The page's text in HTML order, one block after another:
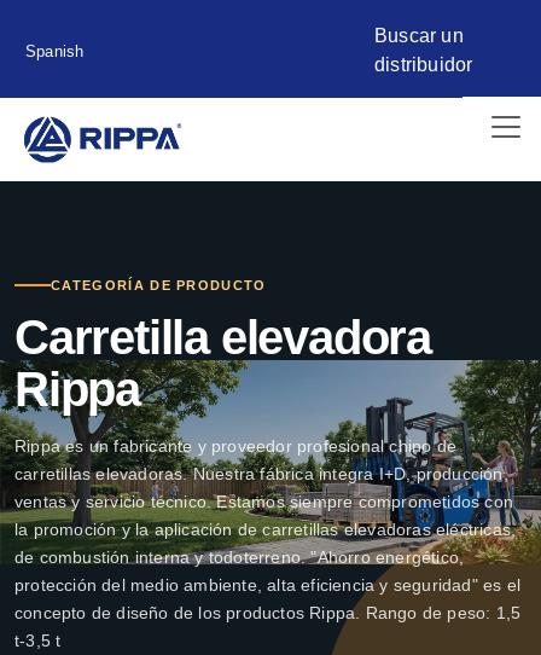
Spanish
Buscar un
distribuidor
CATEGORÍA DE PRODUCTO
Carretilla elevadora
Rippa
Rippa es un fabricante y proveedor profesional chino de
carretillas elevadoras. Nuestra fábrica integra I+D, producción,
ventas y servicio técnico. Estamos siempre comprometidos con
la promoción y la aplicación de carretillas elevadoras eléctricas,
de combustión interna y todoterreno. "Ahorro energético,
protección del medio ambiente, alta eficiencia y seguridad" es el
concepto de diseño de los productos Rippa. Rango de peso: 1,5
t-3,5 t